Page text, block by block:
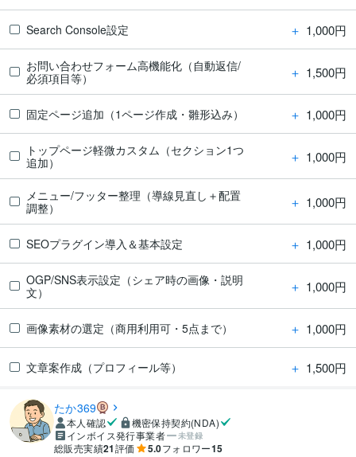
Search Console設定 ＋ 1,000円
お問い合わせフォーム高機能化（自動返信/
必須項目等）
＋ 1,500円
固定ページ追加（1ページ作成・雛形込み） ＋ 1,000円
トップページ軽微カスタム（セクション1つ
追加）
＋ 1,000円
メニュー/フッター整理（導線見直し＋配置
調整）
＋ 1,000円
SEOプラグイン導入＆基本設定 ＋ 1,000円
OGP/SNS表示設定（シェア時の画像・説明
文）
＋ 1,000円
画像素材の選定（商用利用可・5点まで） ＋ 1,000円
文章案作成（プロフィール等） ＋ 1,500円
たか369
本人確認
機密保持契約(NDA)
インボイス発行事業者
未登録
総販売実績21評価 5.0フォロワー15